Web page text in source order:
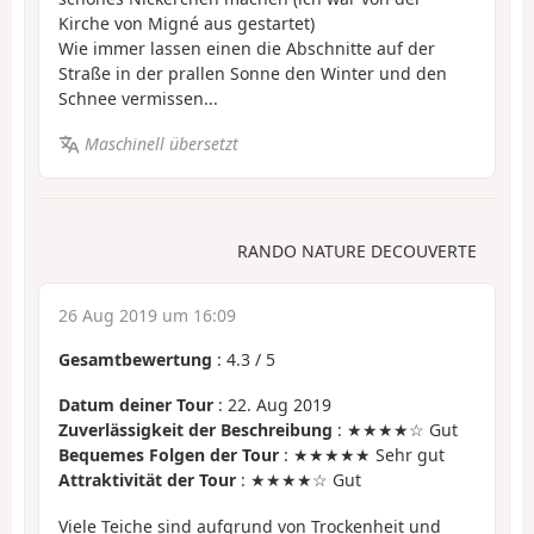
Kirche von Migné aus gestartet)
Wie immer lassen einen die Abschnitte auf der
Straße in der prallen Sonne den Winter und den
Schnee vermissen...
Maschinell übersetzt
RANDO NATURE DECOUVERTE
26 Aug 2019 um 16:09
Gesamtbewertung : 4.3 / 5
Datum deiner Tour : 22. Aug 2019
Zuverlässigkeit der Beschreibung : ★★★★☆ Gut
Bequemes Folgen der Tour : ★★★★★ Sehr gut
Attraktivität der Tour : ★★★★☆ Gut
Viele Teiche sind aufgrund von Trockenheit und